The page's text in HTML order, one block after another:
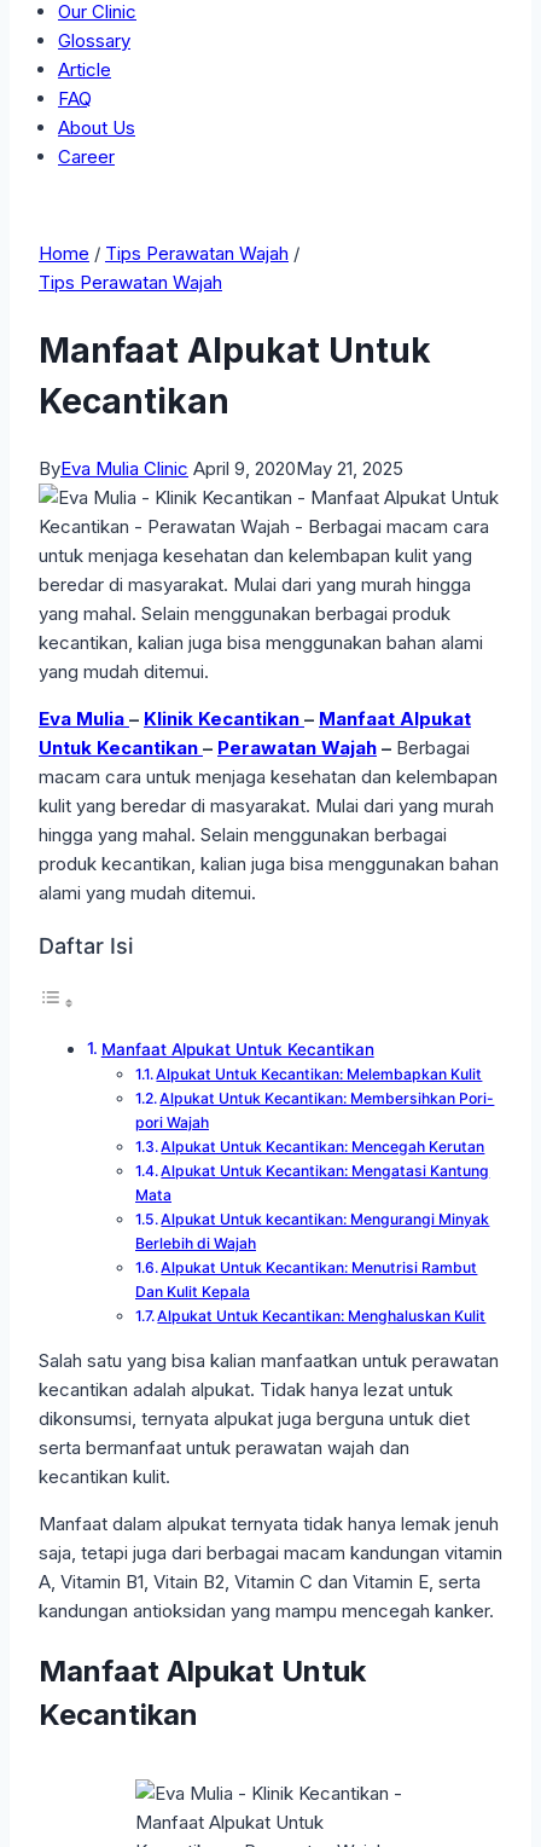
Our Clinic
Glossary
Article
FAQ
About Us
Career
Home / Tips Perawatan Wajah /
Tips Perawatan Wajah
Manfaat Alpukat Untuk
Kecantikan
ByEva Mulia Clinic April 9, 2020May 21, 2025
Eva Mulia – Klinik Kecantikan – Manfaat Alpukat
Untuk Kecantikan – Perawatan Wajah – Berbagai
macam cara untuk menjaga kesehatan dan kelembapan
kulit yang beredar di masyarakat. Mulai dari yang murah
hingga yang mahal. Selain menggunakan berbagai
produk kecantikan, kalian juga bisa menggunakan bahan
alami yang mudah ditemui.
Daftar Isi
Manfaat Alpukat Untuk Kecantikan
Alpukat Untuk Kecantikan: Melembapkan Kulit
Alpukat Untuk Kecantikan: Membersihkan Pori-
pori Wajah
Alpukat Untuk Kecantikan: Mencegah Kerutan
Alpukat Untuk Kecantikan: Mengatasi Kantung
Mata
Alpukat Untuk kecantikan: Mengurangi Minyak
Berlebih di Wajah
Alpukat Untuk Kecantikan: Menutrisi Rambut
Dan Kulit Kepala
Alpukat Untuk Kecantikan: Menghaluskan Kulit
Salah satu yang bisa kalian manfaatkan untuk perawatan
kecantikan adalah alpukat. Tidak hanya lezat untuk
dikonsumsi, ternyata alpukat juga berguna untuk diet
serta bermanfaat untuk perawatan wajah dan
kecantikan kulit.
Manfaat dalam alpukat ternyata tidak hanya lemak jenuh
saja, tetapi juga dari berbagai macam kandungan vitamin
A, Vitamin B1, Vitain B2, Vitamin C dan Vitamin E, serta
kandungan antioksidan yang mampu mencegah kanker.
Manfaat Alpukat Untuk
Kecantikan